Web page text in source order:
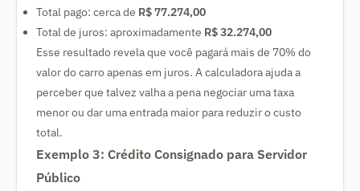
Total pago: cerca de R$ 77.274,00
Total de juros: aproximadamente R$ 32.274,00
Esse resultado revela que você pagará mais de 70% do
valor do carro apenas em juros. A calculadora ajuda a
perceber que talvez valha a pena negociar uma taxa
menor ou dar uma entrada maior para reduzir o custo
total.
Exemplo 3: Crédito Consignado para Servidor
Público